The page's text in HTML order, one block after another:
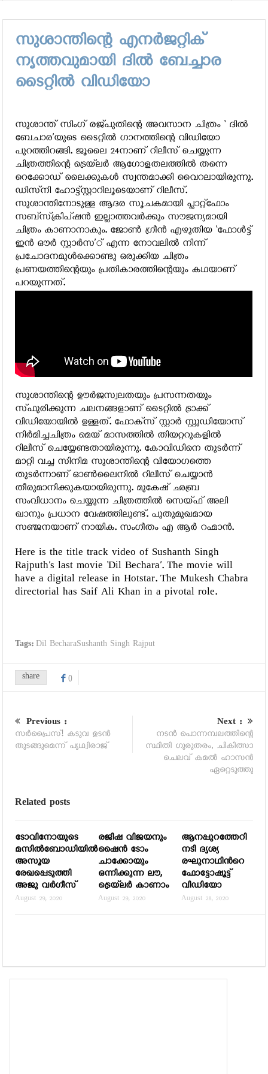
സുശാന്തിന്റെ എനര്‍ജറ്റിക്
നൃത്തവുമായി ദില്‍ ബേച്ചാര
ടൈറ്റില്‍ വിഡിയോ
സുശാന്ത് സിംഗ് രജ്പുതിന്റെ അവസാന ചിത്രം ‘ ദില്‍
ബേചാര’യുടെ ടൈറ്റില്‍ ഗാനത്തിന്റെ വിഡിയോ
പുറത്തിറങ്ങി. ജൂലൈ 24നാണ് റിലീസ് ചെയ്യുന്ന
ചിത്രത്തിന്റെ ട്രെയ്‌ലര്‍ ആഗോളതലത്തില്‍ തന്നെ
റെക്കോഡ് ലൈക്കുകള്‍ സ്വന്തമാക്കി വൈറലായിരുന്നു.
ഡിസ്‌നി ഹോട്ട്‌സ്റ്റാറിലൂടെയാണ് റിലീസ്.
സുശാന്തിനോടുള്ള ആദര സൂചകമായി പ്ലാറ്റ്‌ഫോം
സബ്‌സ്‌ക്രിപ്ഷന്‍ ഇല്ലാത്തവര്‍ക്കും സൗജന്യമായി
ചിത്രം കാണാനാകും. ജോണ്‍ ഗ്രീന്‍ എഴുതിയ ‘ഫോള്‍ട്ട്
ഇന്‍ ഔര്‍ സ്റ്റാര്‍സ’് എന്ന നോവലില്‍ നിന്ന്
പ്രചോദനമുള്‍ക്കൊണ്ടു ഒരുക്കിയ ചിത്രം
പ്രണയത്തിന്റെയും പ്രതികാരത്തിന്റെയും കഥയാണ്
പറയുന്നത്.
സുശാന്തിന്റെ ഊര്‍ജസ്വലതയും പ്രസന്നതയും
സ്ഫുരിക്കുന്ന ചലനങ്ങളാണ് ടൈറ്റില്‍ ട്രാക്ക്
വിഡിയോയില്‍ ഉള്ളത്. ഫോക്‌സ് സ്റ്റാര്‍ സ്റ്റുഡിയോസ്
നിര്‍മിച്ചചിത്രം മെയ് മാസത്തില്‍ തിയറ്ററുകളില്‍
റിലീസ് ചെയ്യേണ്ടതായിരുന്നു. കോവിഡിനെ തുടര്‍ന്ന്
മാറ്റി വച്ച സിനിമ സുശാന്തിന്റെ വിയോഗത്തെ
തുടര്‍ന്നാണ് ഓണ്‍ലൈനില്‍ റിലീസ് ചെയ്യാന്‍
തീരുമാനിക്കുകയായിരുന്നു. മുകേഷ് ഛബ്ര
സംവിധാനം ചെയ്യുന്ന ചിത്രത്തില്‍ സെയ്ഫ് അലി
ഖാനും പ്രധാന വേഷത്തിലുണ്ട്. പുതുമുഖമായ
സഞ്ജനയാണ് നായിക. സംഗീതം എ ആര്‍ റഹ്മാന്‍.
Here is the title track video of Sushanth Singh
Rajputh’s last movie ‘Dil Bechara’. The movie will
have a digital release in Hotstar. The Mukesh Chabra
directorial has Saif Ali Khan in a pivotal role.
Tags: Dil BecharaSushanth Singh Rajput
share 0
Previous :
സര്‍പ്രൈസ്! കടുവ ഉടന്‍
തുടങ്ങുമെന്ന് പൃഥ്വിരാജ്
Next :
നടന്‍ പൊന്നമ്പലത്തിന്റെ
സ്ഥിതി ഗുരുതരം, ചികിത്സാ
ചെലവ് കമല്‍ ഹാസന്‍
ഏറ്റെടുത്തു
Related posts
ടോവിനോയുടെ
മസില്‍ബോഡിയില്‍
അസൂയ
രേഖപ്പെടുത്തി
അജു വര്‍ഗീസ്
August 29, 2020
രജിഷ വിജയനും
ഷൈന്‍ ടോം
ചാക്കോയും
ഒന്നിക്കുന്ന ലൗ,
ട്രെയ്‍ലര്‍ കാണാം
August 29, 2020
ആനപ്പുറത്തേറി
നടി ദൃശ്യ
രഘുനാഥിന്‍റെ
ഫോട്ടോഷൂട്ട്
വിഡിയോ
August 28, 2020